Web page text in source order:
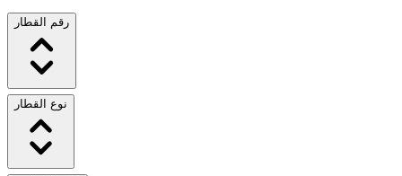
رقم القطار
نوع القطار